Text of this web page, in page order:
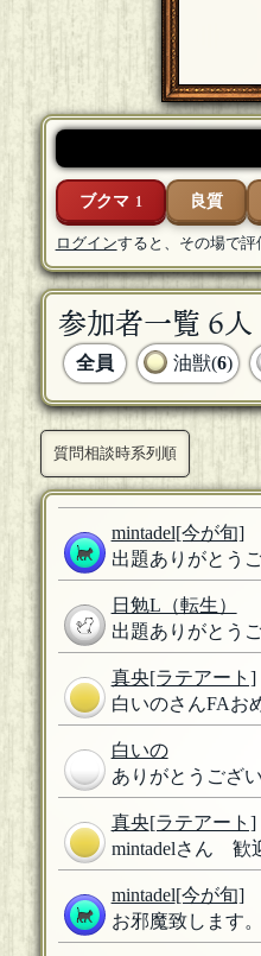
ブクマ 1 良質
ログインすると、その場で評
参加者一覧 6人
全員 油獣(6)
質問相談時系列順
mintadel[今が旬]
出題ありがとう
日勉L（転生）
出題ありがとう
真央[ラテアート]
白いのさんFAお
白いの
ありがとうござ
真央[ラテアート]
mintadelさん 歓
mintadel[今が旬]
お邪魔致します。